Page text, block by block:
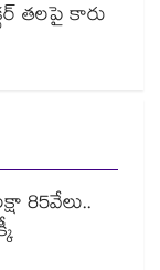
తలపై కారు
85వేలు..